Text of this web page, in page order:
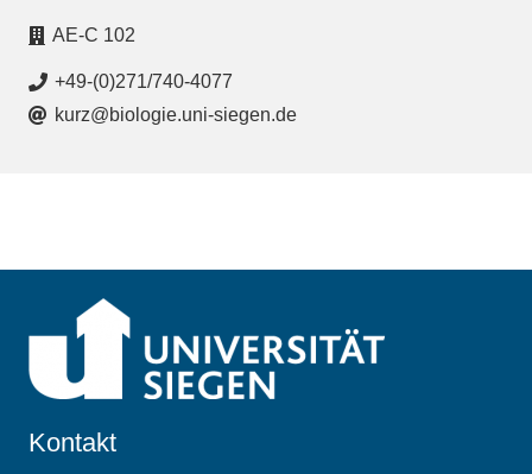
AE-C 102
+49-(0)271/740-4077
kurz@biologie.uni-siegen.de
Kontakt